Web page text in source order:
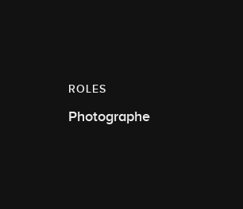
ROLES
Photographe